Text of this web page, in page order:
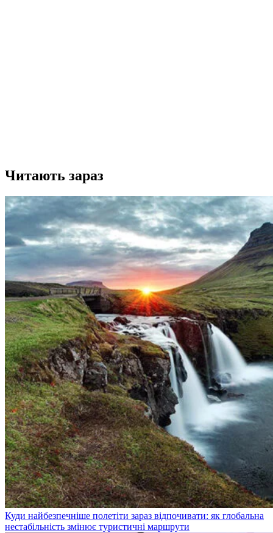
Читають зараз
Куди найбезпечніше полетіти зараз відпочивати: як глобальна
нестабільність змінює туристичні маршрути